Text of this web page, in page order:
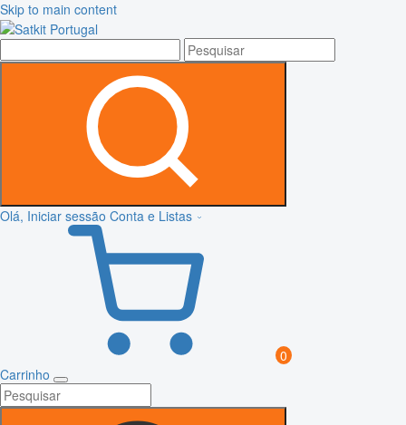
Skip to main content
Olá, Iniciar sessão Conta e Listas
0
Carrinho